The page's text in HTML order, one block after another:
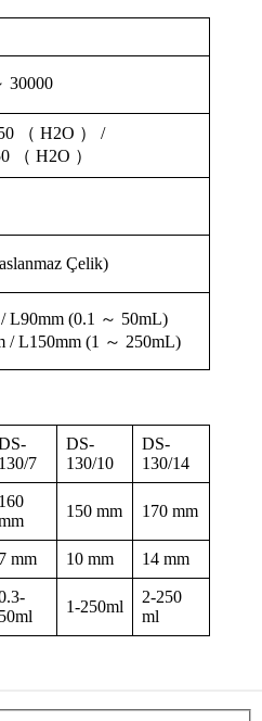
30000
（ H2O ） /
（ H2O ）
Çelik)
L90mm (0.1 ～ 50mL)
/ L150mm (1 ～ 250mL)
130/7
DS-
130/10
DS-
130/14
160
150 mm 170 mm
7 mm 10 mm 14 mm
50ml
1-250ml
2-250
ml